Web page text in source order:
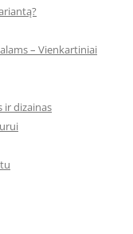
– Vienkartiniai
ir dizainas